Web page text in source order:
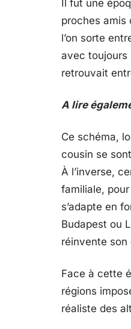
Il fut une
proches amis
l’on sorte
avec toujours
retrouvait
A lire
Ce schéma,
cousin se
À l’inverse,
familiale,
s’adapte en
Budapest ou
réinvente son
Face à cette
régions
réaliste des